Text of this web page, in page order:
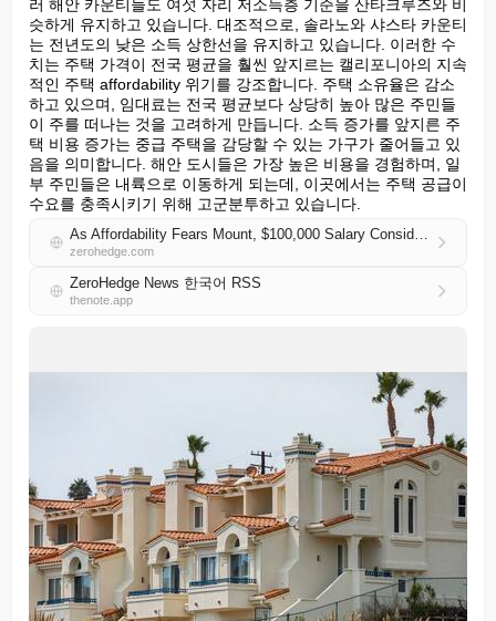
러 해안 카운티들도 여섯 자리 저소득층 기준을 산타크루즈와 비
슷하게 유지하고 있습니다. 대조적으로, 솔라노와 샤스타 카운티
는 전년도의 낮은 소득 상한선을 유지하고 있습니다. 이러한 수
치는 주택 가격이 전국 평균을 훨씬 앞지르는 캘리포니아의 지속
적인 주택 affordability 위기를 강조합니다. 주택 소유율은 감소
하고 있으며, 임대료는 전국 평균보다 상당히 높아 많은 주민들
이 주를 떠나는 것을 고려하게 만듭니다. 소득 증가를 앞지른 주
택 비용 증가는 중급 주택을 감당할 수 있는 가구가 줄어들고 있
음을 의미합니다. 해안 도시들은 가장 높은 비용을 경험하며, 일
부 주민들은 내륙으로 이동하게 되는데, 이곳에서는 주택 공급이
수요를 충족시키기 위해 고군분투하고 있습니다.
As Affordability Fears Mount, $100,000 Salary Considered Low-Income In 7 California Counties
zerohedge.com
ZeroHedge News 한국어 RSS
thenote.app